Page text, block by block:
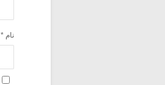
نام *